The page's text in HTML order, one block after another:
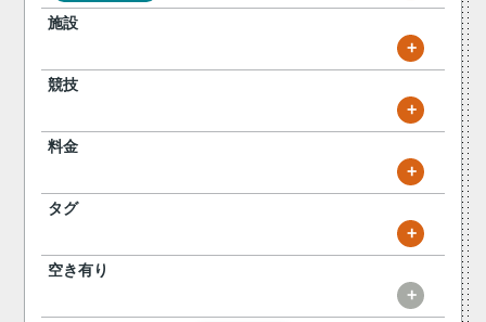
施設
+
競技
+
料金
+
タグ
+
空き有り
+